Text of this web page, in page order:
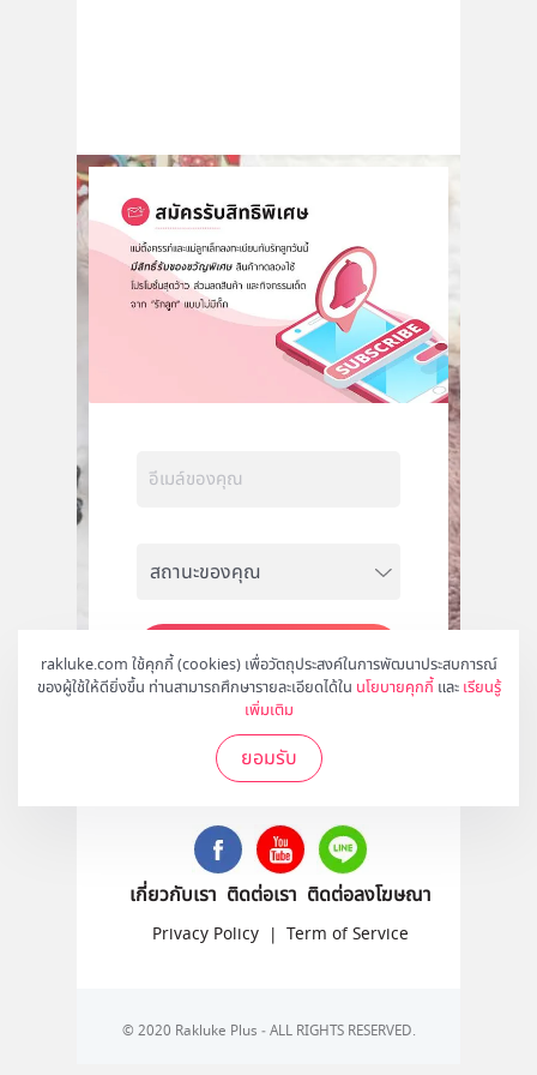
rakluke.com ใช้คุกกี้ (cookies) เพื่อวัตถุประสงค์ในการพัฒนาประสบการณ์
ของผู้ใช้ให้ดียิ่งขึ้น ท่านสามารถศึกษารายละเอียดได้ใน นโยบายคุกกี้ และ เรียนรู้
เพิ่มเติม
ยอมรับ
สมัคร
ติดตามเราได้ที่
เกี่ยวกับเรา ติดต่อเรา ติดต่อลงโฆษณา
Privacy Policy | Term of Service
© 2020 Rakluke Plus - ALL RIGHTS RESERVED.